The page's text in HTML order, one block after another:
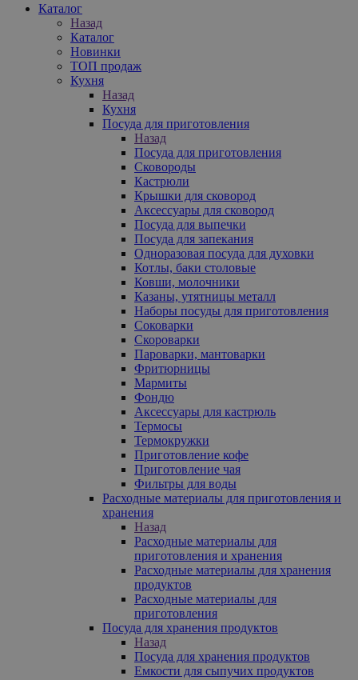
Каталог
Назад
Каталог
Новинки
ТОП продаж
Кухня
Назад
Кухня
Посуда для приготовления
Назад
Посуда для приготовления
Сковороды
Кастрюли
Крышки для сковород
Аксессуары для сковород
Посуда для выпечки
Посуда для запекания
Одноразовая посуда для духовки
Котлы, баки столовые
Ковши, молочники
Казаны, утятницы металл
Наборы посуды для приготовления
Соковарки
Скороварки
Пароварки, мантоварки
Фритюрницы
Мармиты
Фондю
Аксессуары для кастрюль
Термосы
Термокружки
Приготовление кофе
Приготовление чая
Фильтры для воды
Расходные материалы для приготовления и
хранения
Назад
Расходные материалы для
приготовления и хранения
Расходные материалы для хранения
продуктов
Расходные материалы для
приготовления
Посуда для хранения продуктов
Назад
Посуда для хранения продуктов
Емкости для сыпучих продуктов